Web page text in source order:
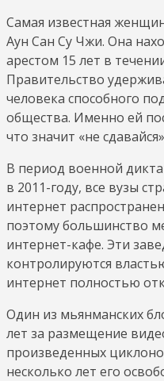
Самая известная
Аун Сан Су Чжи. Она
арестом 15 лет в
Правительство
человека способного
общества. Именно ей
что значит «не
В период военной
в 2011-году, все вузы
интернет
поэтому большинство
интернет-кафе. Эти
контролируются
интернет полностью
Один из мьянманских
лет за размещение
произведенных
несколько лет его